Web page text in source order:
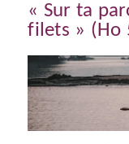
« Sur ta
filets » (Ho